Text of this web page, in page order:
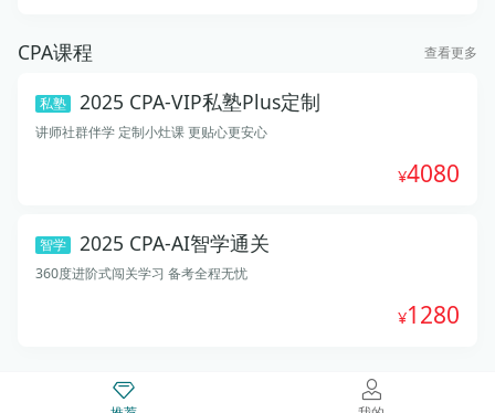
CPA课程 查看更多
私塾 2025 CPA-VIP私塾Plus定制
讲师社群伴学 定制小灶课 更贴心更安心
4080
智学 2025 CPA-AI智学通关
360度进阶式闯关学习 备考全程无忧
1280